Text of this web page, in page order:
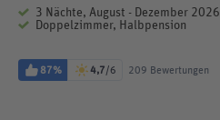
3 Nächte, August - Dezember 2026
Doppelzimmer, Halbpension
87% 4,7/6 209 Bewertungen